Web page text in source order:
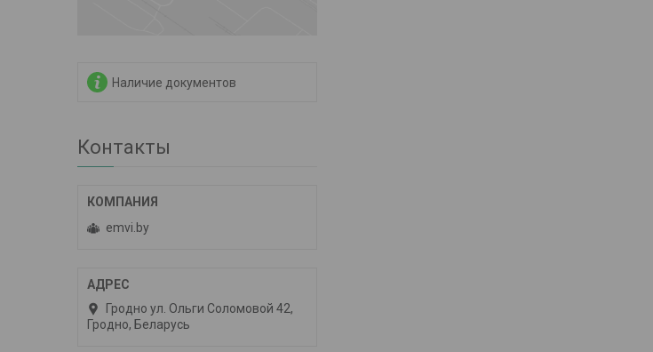
Наличие документов
Контакты
emvi.by
Гродно ул. Ольги Соломовой 42,
Гродно, Беларусь